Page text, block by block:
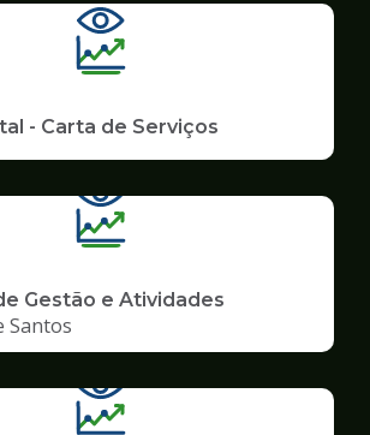
- Carta de Serviços
Gestão e Atividades
Santos